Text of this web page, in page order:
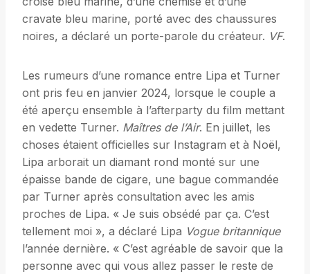
cravate bleu marine, porté avec des chaussures
noires, a déclaré un porte-parole du créateur. VF.
Les rumeurs d’une romance entre Lipa et Turner
ont pris feu en janvier 2024, lorsque le couple a
été aperçu ensemble à l’afterparty du film mettant
en vedette Turner. Maîtres de l’Air. En juillet, les
choses étaient officielles sur Instagram et à Noël,
Lipa arborait un diamant rond monté sur une
épaisse bande de cigare, une bague commandée
par Turner après consultation avec les amis
proches de Lipa. « Je suis obsédé par ça. C’est
tellement moi », a déclaré Lipa Vogue britannique
l’année dernière. « C’est agréable de savoir que la
personne avec qui vous allez passer le reste de